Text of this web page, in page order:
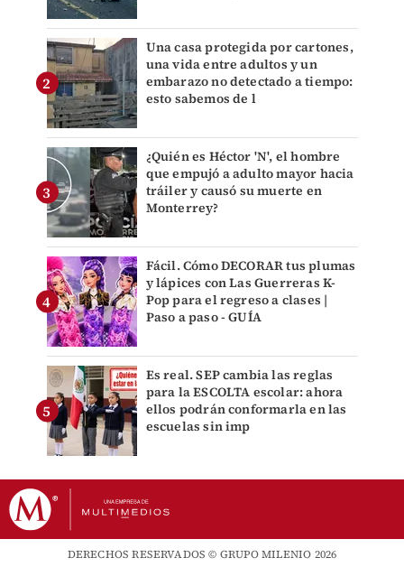
Una casa protegida por cartones,
una vida entre adultos y un
embarazo no detectado a tiempo:
esto sabemos de l
¿Quién es Héctor 'N', el hombre
que empujó a adulto mayor hacia
tráiler y causó su muerte en
Monterrey?
Fácil. Cómo DECORAR tus plumas
y lápices con Las Guerreras K-
Pop para el regreso a clases |
Paso a paso - GUÍA
Es real. SEP cambia las reglas
para la ESCOLTA escolar: ahora
ellos podrán conformarla en las
escuelas sin imp
DERECHOS RESERVADOS © GRUPO MILENIO 2026